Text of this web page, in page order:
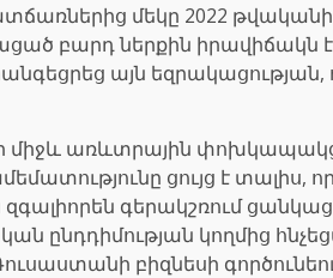
մեկը 2022
բարդ ներքին իրավիճակն
այն եզրակացության,
առևտրային
ցույց է
գերակշռում
ընդդիմության կողմից
բիզնեսի